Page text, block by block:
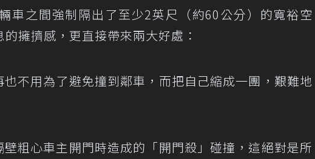
車之間強制隔出了至少2英尺（約60公分）的寬裕空
擁擠感，更直接帶來兩大好處：
也不用為了避免撞到鄰車，而把自己縮成一團，艱難地
壁粗心車主開門時造成的「開門殺」碰撞，這絕對是所